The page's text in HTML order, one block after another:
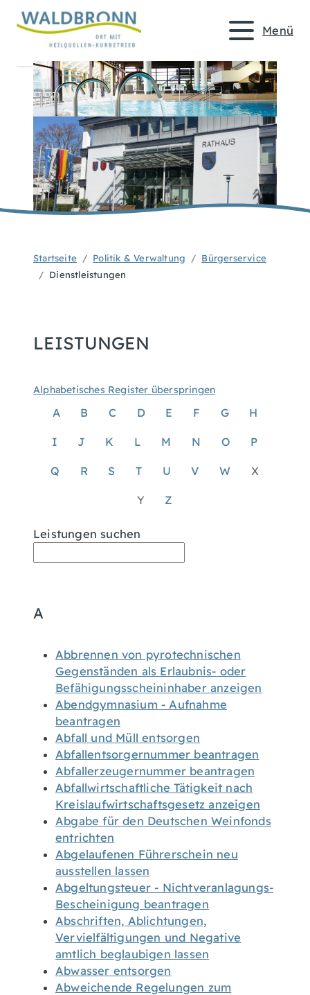
Menü
Startseite Politik & Verwaltung
Bürgerservice
Dienstleistungen
LEISTUNGEN
Alphabetisches Register überspringen
A B C D E F G H
I J K L M N O P
Q R S T U V W X
Y Z
Leistungen suchen
A
Abbrennen von pyrotechnischen
Gegenständen als Erlaubnis- oder
Befähigungsscheininhaber anzeigen
Abendgymnasium - Aufnahme
beantragen
Abfall und Müll entsorgen
Abfallentsorgernummer beantragen
Abfallerzeugernummer beantragen
Abfallwirtschaftliche Tätigkeit nach
Kreislaufwirtschaftsgesetz anzeigen
Abgabe für den Deutschen Weinfonds
entrichten
Abgelaufenen Führerschein neu
ausstellen lassen
Abgeltungsteuer - Nichtveranlagungs-
Bescheinigung beantragen
Abschriften, Ablichtungen,
Vervielfältigungen und Negative
amtlich beglaubigen lassen
Abwasser entsorgen
Abweichende Regelungen zum